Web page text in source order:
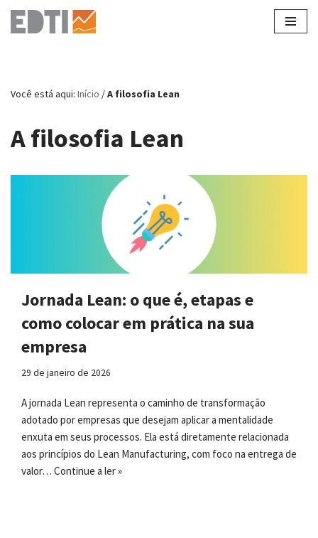
Pular
conteúdo
Você está aqui: Início /A filosofia Lean
A filosofia Lean
Jornada Lean: o que é, etapas e
como colocar em prática na sua
empresa
29 de janeiro de 2026
A jornada Lean representa o caminho de transformação
adotado por empresas que desejam aplicar a mentalidade
enxuta em seus processos. Ela está diretamente relacionada
aos princípios do Lean Manufacturing, com foco na entrega de
valor… Continue a ler »